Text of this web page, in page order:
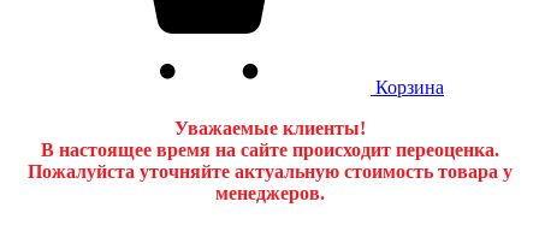
Корзина
Уважаемые клиенты!
В настоящее время на сайте происходит переоценка.
Пожалуйста уточняйте актуальную стоимость товара у
менеджеров.